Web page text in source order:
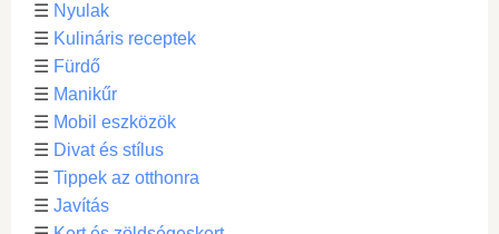
☰ Nyulak
☰ Kulináris receptek
☰ Fürdő
☰ Manikűr
☰ Mobil eszközök
☰ Divat és stílus
☰ Tippek az otthonra
☰ Javítás